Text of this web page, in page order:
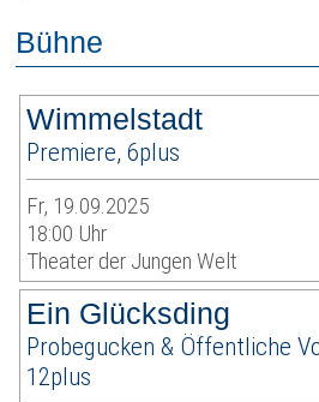
Bühne
Wimmelstadt
Premiere, 6plus
Fr, 19.09.2025
18:00 Uhr
Theater der Jungen Welt
Ein Glücksding
Probegucken & Öffentliche
12plus